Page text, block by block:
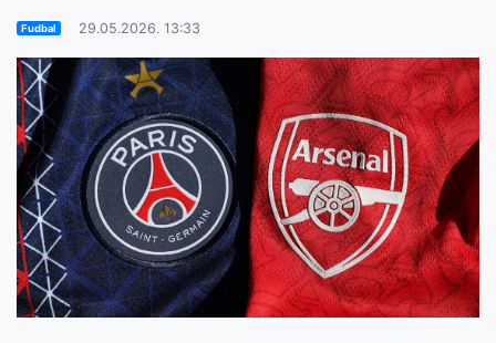
Fudbal 29.05.2026. 13:33